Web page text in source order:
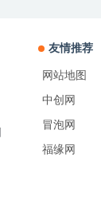
友情推荐
网站地图
中创网
冒泡网
福缘网